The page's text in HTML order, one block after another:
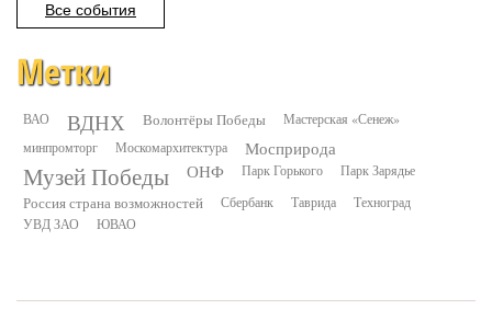
Все события
Метки
ВАО ВДНХ Волонтёры Победы
Мастерская «Сенеж»
минпромторг
Москомархитектура Мосприрода
Музей Победы ОНФ Парк Горького Парк Зарядье
Россия страна возможностей Сбербанк Таврида
Техноград
УВД ЗАО
ЮВАО